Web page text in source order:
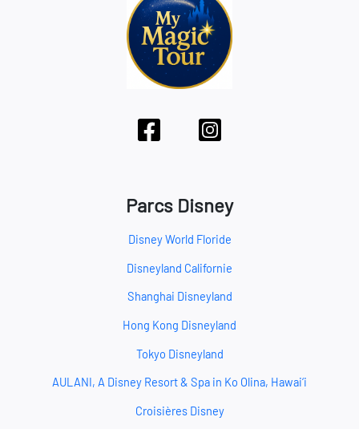
Parcs Disney
Disney World Floride
Disneyland Californie
Shanghai Disneyland
Hong Kong Disneyland
Tokyo Disneyland
AULANI, A Disney Resort & Spa in Ko Olina, Hawai‘i
Croisières Disney